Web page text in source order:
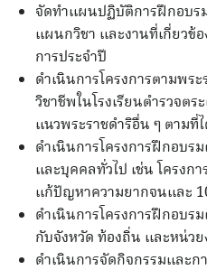
จัดทำแผนปฏิบัติการฝึกอบร
แผนกวิชา และงานที่เกี่ยวข้
การประจำปี
ดำเนินการโครงการตามพร
วิชาชีพในโรงเรียนตำรวจต
แนวพระราชดำริอื่น ๆ ตามที่
ดำเนินการโครงการฝึกอบร
และบุคคลทั่วไป เช่น โครง
แก้ปัญหาความยากจนและ
ดำเนินการโครงการฝึกอบร
กับจังหวัด ท้องถิ่น และหน่ว
ดำเนินการจัดกิจกรรมและ